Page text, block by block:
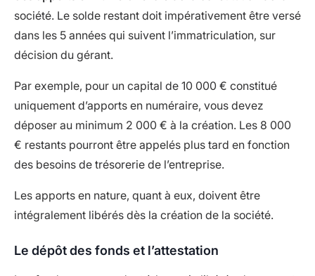
société. Le solde restant doit impérativement être versé
dans les 5 années qui suivent l’immatriculation, sur
décision du gérant.
Par exemple, pour un capital de 10 000 € constitué
uniquement d’apports en numéraire, vous devez
déposer au minimum 2 000 € à la création. Les 8 000
€ restants pourront être appelés plus tard en fonction
des besoins de trésorerie de l’entreprise.
Les apports en nature, quant à eux, doivent être
intégralement libérés dès la création de la société.
Le dépôt des fonds et l’attestation